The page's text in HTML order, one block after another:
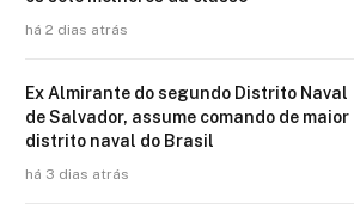
há 2 dias atrás
Ex Almirante do segundo Distrito Naval
de Salvador, assume comando de maior
distrito naval do Brasil
há 3 dias atrás